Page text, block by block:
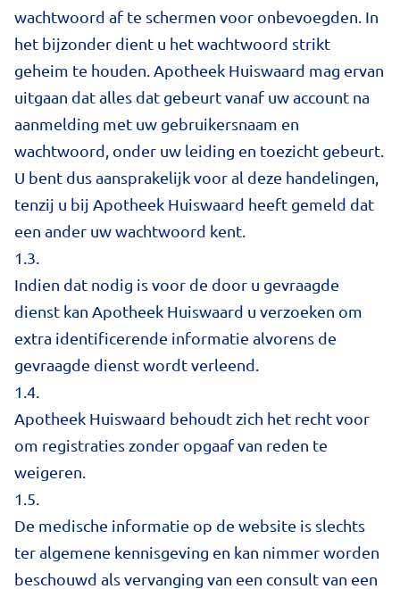
wachtwoord af te schermen voor onbevoegden. In
het bijzonder dient u het wachtwoord strikt
geheim te houden. Apotheek Huiswaard mag ervan
uitgaan dat alles dat gebeurt vanaf uw account na
aanmelding met uw gebruikersnaam en
wachtwoord, onder uw leiding en toezicht gebeurt.
U bent dus aansprakelijk voor al deze handelingen,
tenzij u bij Apotheek Huiswaard heeft gemeld dat
een ander uw wachtwoord kent.
1.3.
Indien dat nodig is voor de door u gevraagde
dienst kan Apotheek Huiswaard u verzoeken om
extra identificerende informatie alvorens de
gevraagde dienst wordt verleend.
1.4.
Apotheek Huiswaard behoudt zich het recht voor
om registraties zonder opgaaf van reden te
weigeren.
1.5.
De medische informatie op de website is slechts
ter algemene kennisgeving en kan nimmer worden
beschouwd als vervanging van een consult van een